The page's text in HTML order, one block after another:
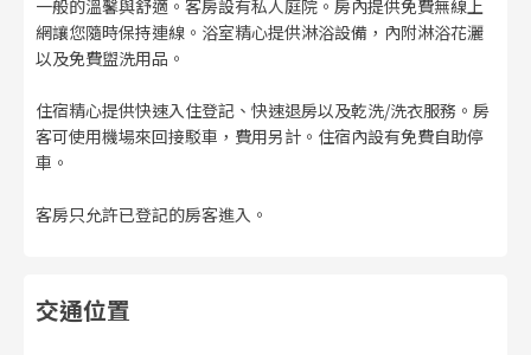
一般的溫馨與舒適。客房設有私人庭院。房內提供免費無線上
網讓您隨時保持連線。浴室精心提供淋浴設備，內附淋浴花灑
以及免費盥洗用品。
住宿精心提供快速入住登記、快速退房以及乾洗/洗衣服務。房
客可使用機場來回接駁車，費用另計。住宿內設有免費自助停
車。
客房只允許已登記的房客進入。
交通位置